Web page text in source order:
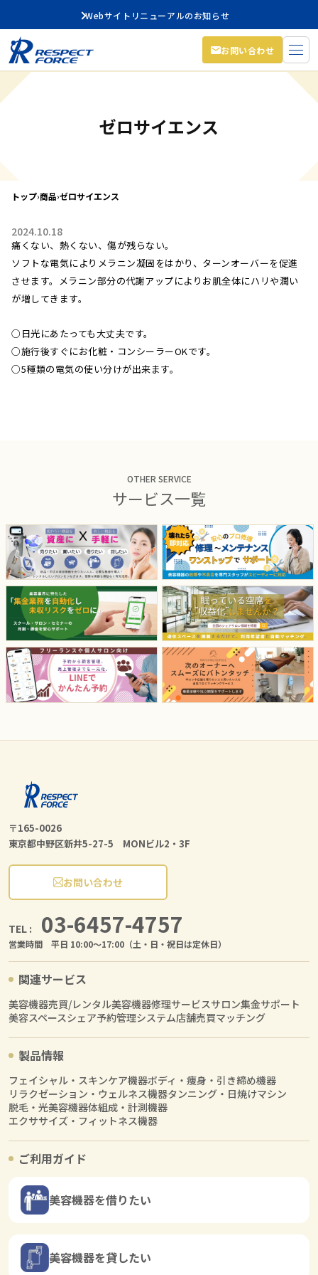
Webサイトリニューアルのお知らせ
お問い合わせ
ゼロサイエンス
トップ›商品›ゼロサイエンス
2024.10.18
痛くない、熱くない、傷が残らない。
ソフトな電気によりメラニン凝固をはかり、ターンオーバーを促進
させます。メラニン部分の代謝アップによりお肌全体にハリや潤い
が増してきます。
○日光にあたっても大丈夫です。
○施行後すぐにお化粧・コンシーラーOKです。
○5種類の電気の使い分けが出来ます。
OTHER SERVICE
サービス一覧
〒165-0026
東京都中野区新井5-27-5 MONビル2・3F
お問い合わせ
TEL : 03-6457-4757
営業時間 平日 10:00〜17:00（土・日・祝日は定休日）
関連サービス
美容機器売買/レンタル美容機器修理サービスサロン集金サポート
美容スペースシェア予約管理システム店舗売買マッチング
製品情報
フェイシャル・スキンケア機器ボディ・痩身・引き締め機器
リラクゼーション・ウェルネス機器タンニング・日焼けマシン
脱毛・光美容機器体組成・計測機器
エクササイズ・フィットネス機器
ご利用ガイド
美容機器を借りたい
美容機器を貸したい